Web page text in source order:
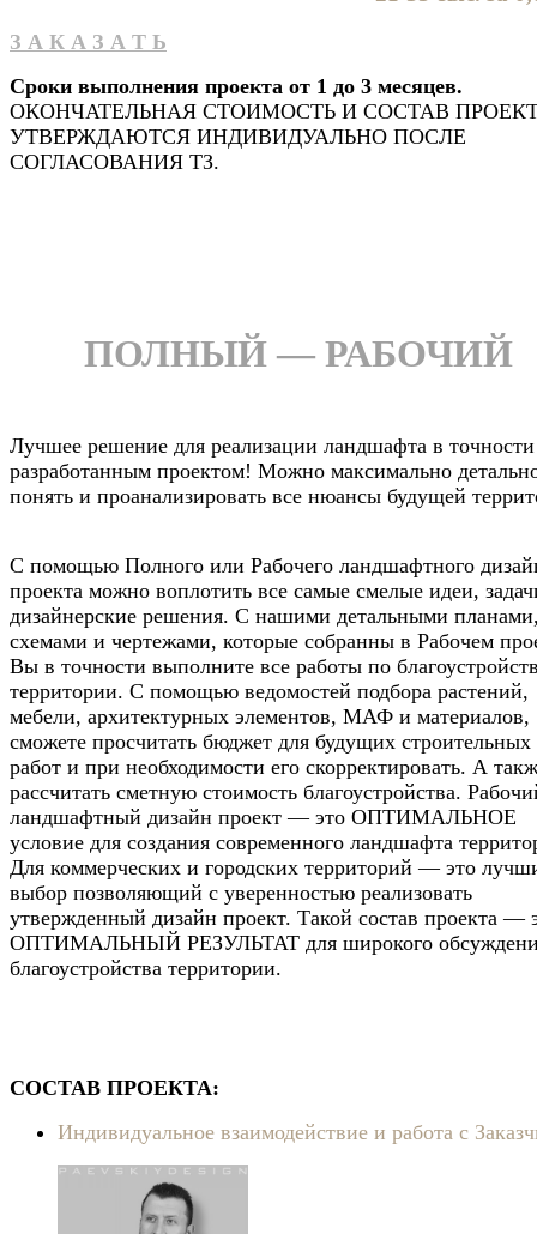
З А К А З А Т Ь
Сроки выполнения проекта от 1 до 3 месяцев.
ОКОНЧАТЕЛЬНАЯ СТОИМОСТЬ И СОСТАВ
УТВЕРЖДАЮТСЯ ИНДИВИДУАЛЬНО ПОСЛЕ
СОГЛАСОВАНИЯ ТЗ.
ПОЛНЫЙ — РАБОЧИЙ
Лучшее решение для реализации ландшафта в
разработанным проектом! Можно максимально
понять и проанализировать все нюансы будущей
С помощью Полного или Рабочего ландшафтного
проекта можно воплотить все самые смелые идеи,
дизайнерские решения. С нашими детальными
схемами и чертежами, которые собранны в Рабочем
Вы в точности выполните все работы по
территории. С помощью ведомостей подбора растений,
мебели, архитектурных элементов, МАФ и материалов,
сможете просчитать бюджет для будущих строительных
работ и при необходимости его скорректировать. А
рассчитать сметную стоимость благоустройства.
ландшафтный дизайн проект — это ОПТИМАЛЬНОЕ
условие для создания современного ландшафта
Для коммерческих и городских территорий — это
выбор позволяющий с уверенностью реализовать
утвержденный дизайн проект. Такой состав проекта —
ОПТИМАЛЬНЫЙ РЕЗУЛЬТАТ для широкого
благоустройства территории.
СОСТАВ ПРОЕКТА:
Индивидуальное взаимодействие и работа с